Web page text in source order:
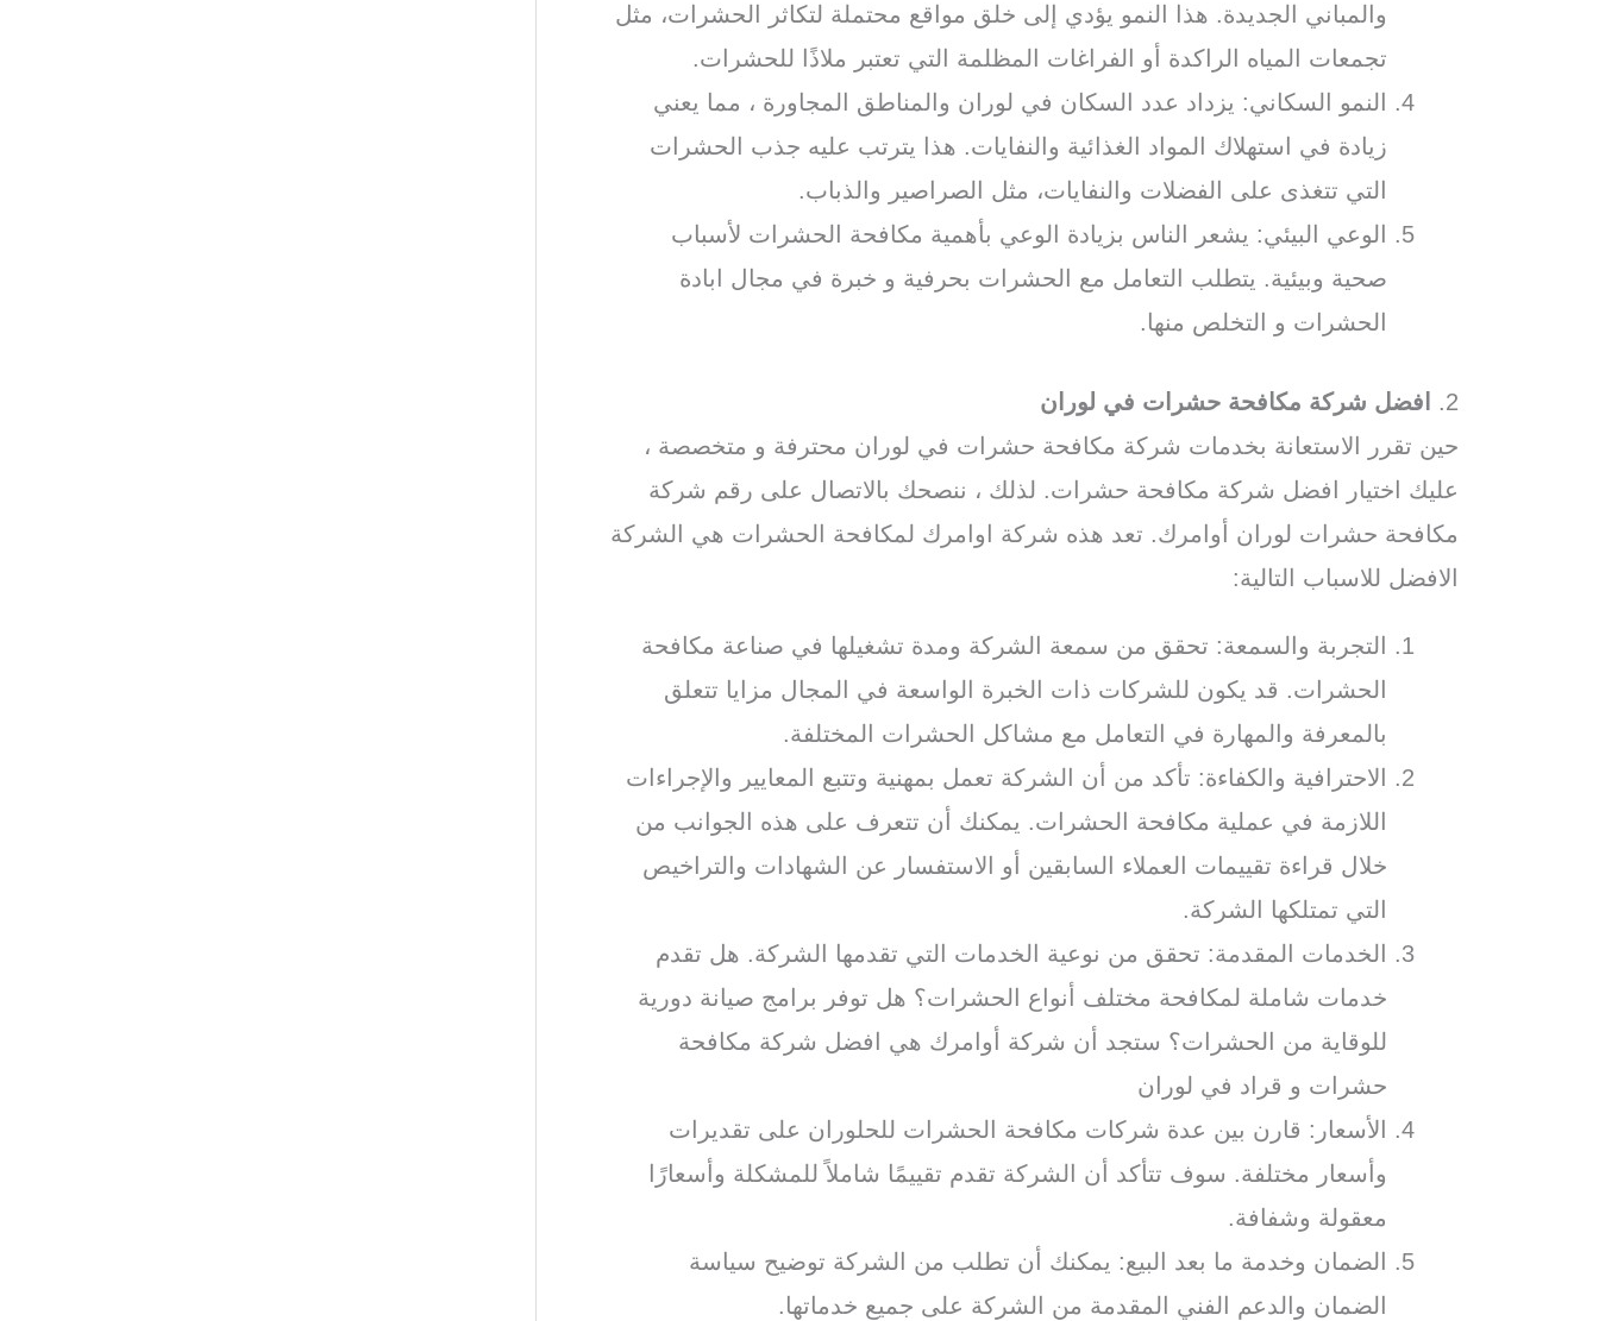
والمباني الجديدة. هذا النمو يؤدي إلى خلق مواقع محتملة لتكاثر الحشرات، مثل
تجمعات المياه الراكدة أو الفراغات المظلمة التي تعتبر ملاذًا للحشرات.
النمو السكاني: يزداد عدد السكان في لوران والمناطق المجاورة ، مما يعني
زيادة في استهلاك المواد الغذائية والنفايات. هذا يترتب عليه جذب الحشرات
التي تتغذى على الفضلات والنفايات، مثل الصراصير والذباب.
الوعي البيئي: يشعر الناس بزيادة الوعي بأهمية مكافحة الحشرات لأسباب
صحية وبيئية. يتطلب التعامل مع الحشرات بحرفية و خبرة في مجال ابادة
الحشرات و التخلص منها.
2.
افضل شركة مكافحة حشرات في لوران
حين تقرر الاستعانة بخدمات شركة مكافحة حشرات في لوران محترفة و متخصصة ،
عليك اختيار افضل شركة مكافحة حشرات. لذلك ، ننصحك بالاتصال على رقم شركة
مكافحة حشرات لوران أوامرك. تعد هذه شركة اوامرك لمكافحة الحشرات هي الشركة
الافضل للاسباب التالية:
التجربة والسمعة: تحقق من سمعة الشركة ومدة تشغيلها في صناعة مكافحة
الحشرات. قد يكون للشركات ذات الخبرة الواسعة في المجال مزايا تتعلق
بالمعرفة والمهارة في التعامل مع مشاكل الحشرات المختلفة.
الاحترافية والكفاءة: تأكد من أن الشركة تعمل بمهنية وتتبع المعايير والإجراءات
اللازمة في عملية مكافحة الحشرات. يمكنك أن تتعرف على هذه الجوانب من
خلال قراءة تقييمات العملاء السابقين أو الاستفسار عن الشهادات والتراخيص
التي تمتلكها الشركة.
الخدمات المقدمة: تحقق من نوعية الخدمات التي تقدمها الشركة. هل تقدم
خدمات شاملة لمكافحة مختلف أنواع الحشرات؟ هل توفر برامج صيانة دورية
للوقاية من الحشرات؟ ستجد أن شركة أوامرك هي افضل شركة مكافحة
حشرات و قراد في لوران
الأسعار: قارن بين عدة شركات مكافحة الحشرات للحلوران على تقديرات
وأسعار مختلفة. سوف تتأكد أن الشركة تقدم تقييمًا شاملاً للمشكلة وأسعارًا
معقولة وشفافة.
الضمان وخدمة ما بعد البيع: يمكنك أن تطلب من الشركة توضيح سياسة
الضمان والدعم الفني المقدمة من الشركة على جميع خدماتها.